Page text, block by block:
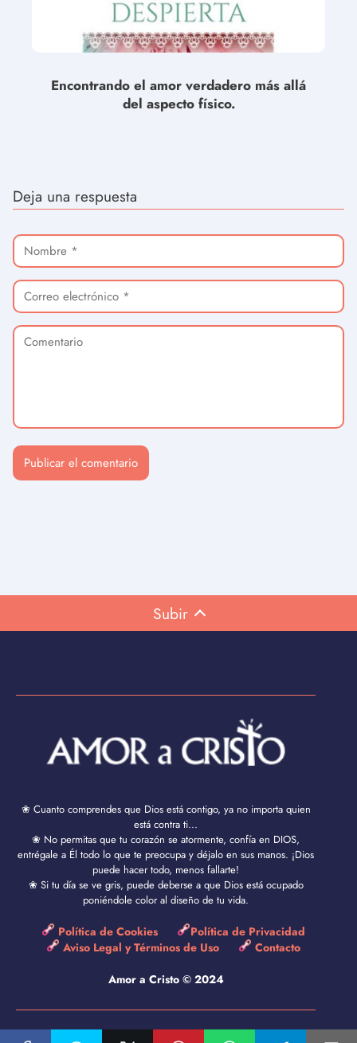
Encontrando el amor verdadero más allá
del aspecto físico.
Deja una respuesta
Subir
❀ Cuanto comprendes que Dios está contigo, ya no importa quien
está contra ti...
❀ No permitas que tu corazón se atormente, confía en DIOS,
entrégale a Él todo lo que te preocupa y déjalo en sus manos. ¡Dios
puede hacer todo, menos fallarte!
❀ Si tu día se ve gris, puede deberse a que Dios está ocupado
poniéndole color al diseño de tu vida.
Política de Cookies
Política de Privacidad
Aviso Legal y Términos de Uso
Contacto
Amor a Cristo © 2024